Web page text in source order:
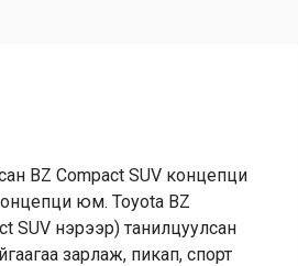
BZ Compact SUV концепци
юм. Toyota BZ
SUV нэрээр) танилцуулсан
зарлаж, пикап, спорт